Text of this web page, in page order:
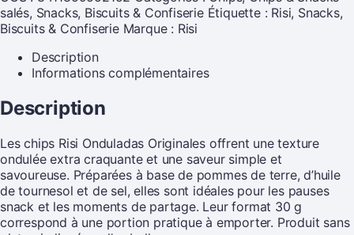
salés, Snacks, Biscuits & Confiserie Étiquette : Risi, Snacks,
Biscuits & Confiserie Marque : Risi
Description
Informations complémentaires
Description
Les chips Risi Onduladas Originales offrent une texture
ondulée extra craquante et une saveur simple et
savoureuse. Préparées à base de pommes de terre, d’huile
de tournesol et de sel, elles sont idéales pour les pauses
snack et les moments de partage. Leur format 30 g
correspond à une portion pratique à emporter. Produit sans